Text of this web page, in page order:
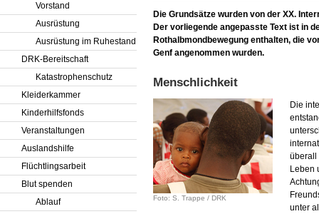
Vorstand
Ausrüstung
Ausrüstung im Ruhestand
DRK-Bereitschaft
Katastrophenschutz
Kleiderkammer
Kinderhilfsfonds
Veranstaltungen
Auslandshilfe
Flüchtlingsarbeit
Blut spenden
Ablauf
Die Grundsätze wurden von der XX.
Der vorliegende angepasste Text ist in
Rothalbmondbewegung enthalten, die
Genf angenommen wurden.
Menschlichkeit
Foto: S. Trappe / DRK
Die
überall
Leben
unter